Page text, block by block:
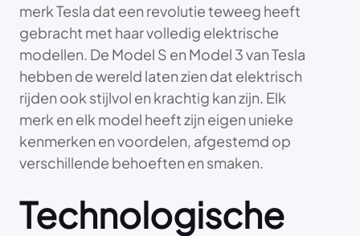
merk Tesla dat een revolutie teweeg heeft
gebracht met haar volledig elektrische
modellen. De Model S en Model 3 van Tesla
hebben de wereld laten zien dat elektrisch
rijden ook stijlvol en krachtig kan zijn. Elk
merk en elk model heeft zijn eigen unieke
kenmerken en voordelen, afgestemd op
verschillende behoeften en smaken.
Technologische